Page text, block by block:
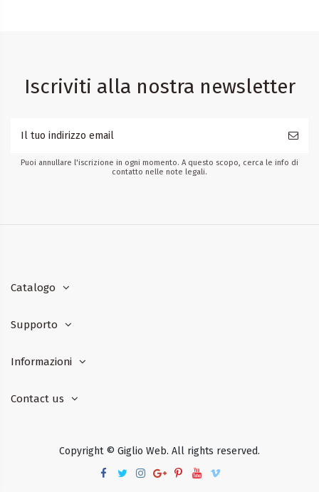
Iscriviti alla nostra newsletter
Puoi annullare l'iscrizione in ogni momento. A questo scopo, cerca le info di
contatto nelle note legali.
Catalogo
Supporto
Informazioni
Contact us
Copyright © Giglio Web. All rights reserved.